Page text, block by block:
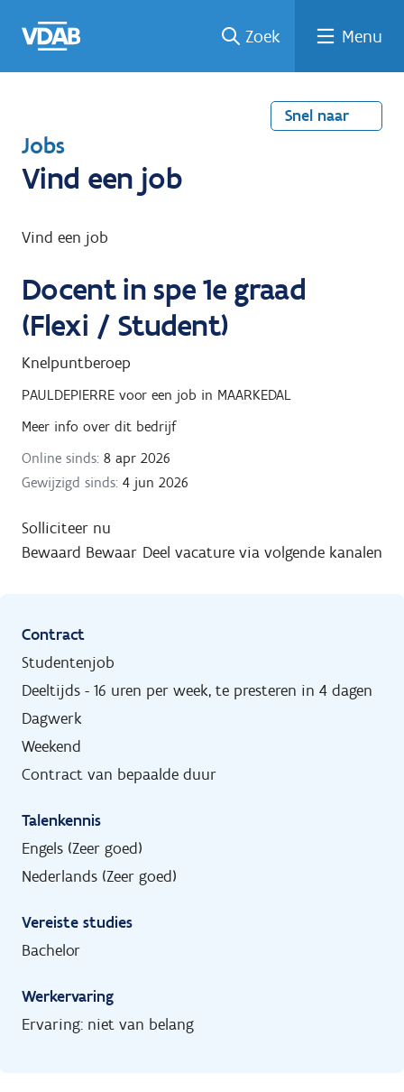
naar
een
een
job
naar
Zoek Menu
Snel naar
T
e
u
n
a
r
Jobs
Vind een job
Vind een job
Docent in spe 1e graad
(Flexi / Student)
Knelpuntberoep
PAULDEPIERRE voor een job in MAARKEDAL
Meer info over dit bedrijf
Online sinds: 8 apr 2026
Gewijzigd sinds: 4 jun 2026
Solliciteer nu
Bewaard Bewaar Deel vacature via volgende kanalen
Contract
Studentenjob
Deeltijds - 16 uren per week, te presteren in 4 dagen
Dagwerk
Weekend
Contract van bepaalde duur
Talenkennis
Engels (Zeer goed)
Nederlands (Zeer goed)
Vereiste studies
Bachelor
Werkervaring
Ervaring: niet van belang